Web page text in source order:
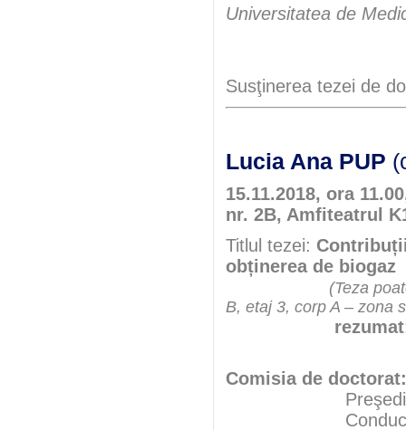
Universitatea de
Susţinerea tezei de
Lucia Ana PUP
15.11.2018, ora
nr. 2B, Amfiteatrul
Titlul tezei:
obținerea de biogaz
(Teza
B, etaj 3, corp A – zona
rezumat
Comisia de doctorat:
Conducător